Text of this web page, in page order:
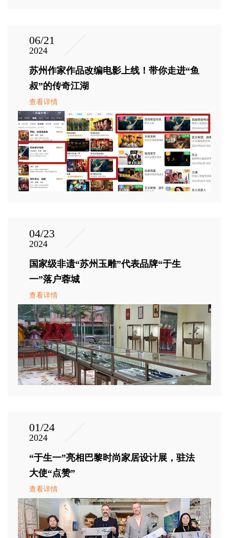
06/21
2024
苏州作家作品改编电影上线！带你走进“鱼
叔”的传奇江湖
查看详情
04/23
2024
国家级非遗“苏州玉雕”代表品牌“于生
一”落户蓉城
查看详情
01/24
2024
“于生一”亮相巴黎时尚家居设计展，驻法
大使“点赞”
查看详情